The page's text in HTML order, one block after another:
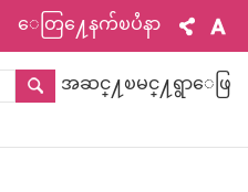
ေတြ႔ေနက်ၿပႆနာ
အဆင္႔ၿမင္႔ရွာေဖြ